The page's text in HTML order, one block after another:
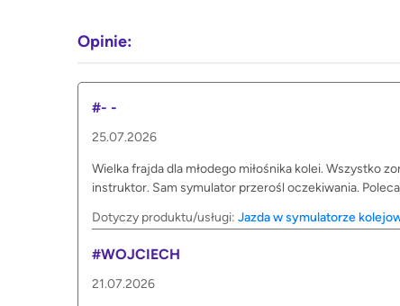
Opinie:
#- -
25.07.2026
Wielka frajda dla młodego miłośnika kolei. Wszystko
instruktor. Sam symulator przerośl oczekiwania.
Dotyczy produktu/usługi: Jazda w symulatorze
#WOJCIECH
21.07.2026